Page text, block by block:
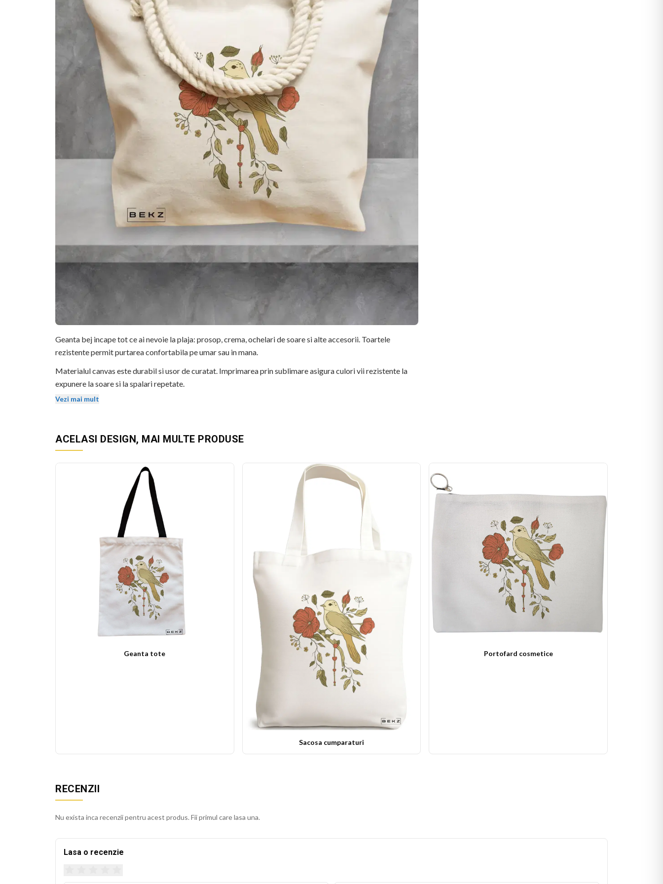
Geanta bej incape tot ce ai nevoie la plaja: prosop, crema, ochelari de soare si alte accesorii. Toartele
rezistente permit purtarea confortabila pe umar sau in mana.
Materialul canvas este durabil si usor de curatat. Imprimarea prin sublimare asigura culori vii rezistente la
expunere la soare si la spalari repetate.
Dimensiuni: 40x51 cm. Potrivita pentru plaja, piscina, cumparaturi sau ca geanta de zi cu zi.
sublimare garanteaza rezistenta culorilor la spalare si la expunere indelungata la lumina.
Vezi mai mult
ACELASI DESIGN, MAI MULTE PRODUSE
Geanta tote
Sacosa cumparaturi
Portofard cosmetice
RECENZII
Nu exista inca recenzii pentru acest produs. Fii primul care lasa una.
Lasa o recenzie